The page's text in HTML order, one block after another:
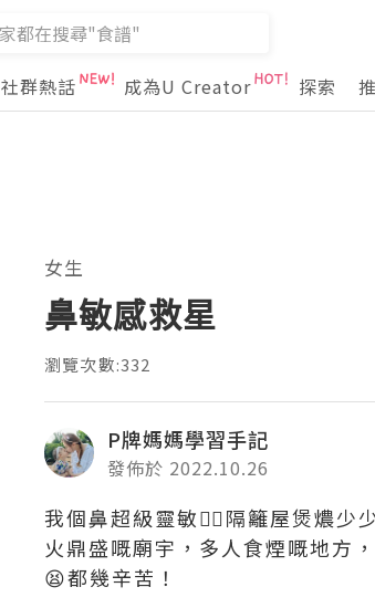
社群熱話 成為U Creator 探索
女生
鼻敏感救星
瀏覽次數:332
P牌媽媽學習手記
發佈於 2022.10.26
我個鼻超級靈敏👍🏼隔籬屋煲燶
火鼎盛嘅廟宇，多人食煙嘅地方
😫都幾辛苦！